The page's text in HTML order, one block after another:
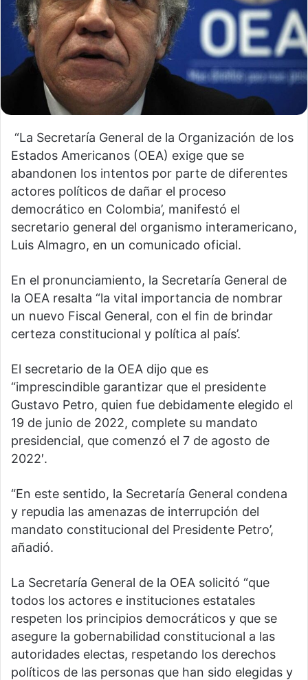
“La Secretaría General de la Organización de los
Estados Americanos (OEA) exige que se
abandonen los intentos por parte de diferentes
actores políticos de dañar el proceso
democrático en Colombia’, manifestó el
secretario general del organismo interamericano,
Luis Almagro, en un comunicado oficial.
En el pronunciamiento, la Secretaría General de
la OEA resalta “la vital importancia de nombrar
un nuevo Fiscal General, con el fin de brindar
certeza constitucional y política al país’.
El secretario de la OEA dijo que es
“imprescindible garantizar que el presidente
Gustavo Petro, quien fue debidamente elegido el
19 de junio de 2022, complete su mandato
presidencial, que comenzó el 7 de agosto de
2022′.
“En este sentido, la Secretaría General condena
y repudia las amenazas de interrupción del
mandato constitucional del Presidente Petro’,
añadió.
La Secretaría General de la OEA solicitó “que
todos los actores e instituciones estatales
respeten los principios democráticos y que se
asegure la gobernabilidad constitucional a las
autoridades electas, respetando los derechos
políticos de las personas que han sido elegidas y